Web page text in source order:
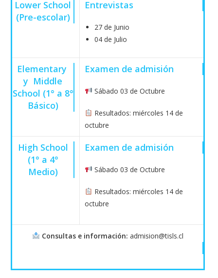
Lower School
(Pre-escolar)
Entrevistas
27 de Junio
04 de Julio
Elementary
y Middle
School (1° a 8°
Básico)
Examen de admisión
Sábado 03 de Octubre
Resultados: miércoles 14 de
octubre
High School
(1° a 4°
Medio)
Examen de admisión
Sábado 03 de Octubre
Resultados: miércoles 14 de
octubre
Consultas e información: admision@tisls.cl